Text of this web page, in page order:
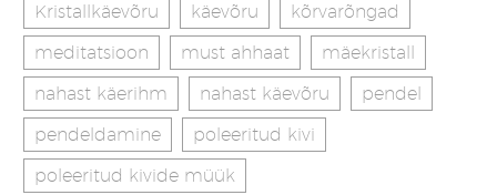
Kristallkäevõru
käevõru
kõrvarõngad
meditatsioon
must ahhaat
mäekristall
nahast käerihm
nahast käevõru
pendel
pendeldamine
poleeritud kivi
poleeritud kivide müük